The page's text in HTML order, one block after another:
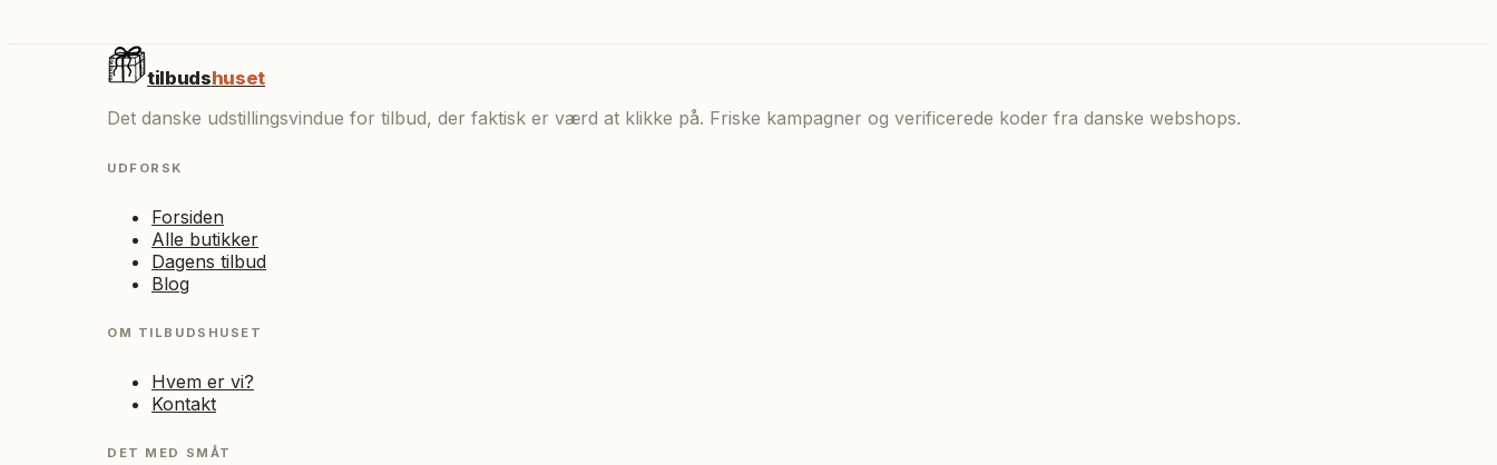
tilbudshuset
Det danske udstillingsvindue for tilbud, der faktisk er værd at klikke på. Friske kampagner og verificerede koder fra danske webshops.
UDFORSK
Forsiden
Alle butikker
Dagens tilbud
Blog
OM TILBUDSHUSET
Hvem er vi?
Kontakt
DET MED SMÅT